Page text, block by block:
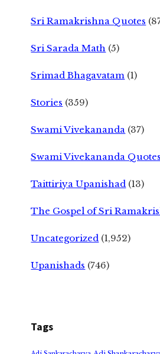
Sri Ramakrishna Quotes
Sri Sarada Math (5)
Srimad Bhagavatam (1)
Stories (359)
Swami Vivekananda (37)
Swami Vivekananda Quotes
Taittiriya Upanishad (13)
The Gospel of Sri
Uncategorized (1,952)
Upanishads (746)
Tags